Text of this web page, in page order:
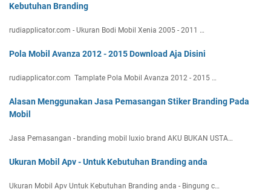
Kebutuhan Branding
rudiapplicator.com - Ukuran Bodi Mobil Xenia 2005 - 2011 …
Pola Mobil Avanza 2012 - 2015 Download Aja Disini
rudiapplicator.com Tamplate Pola Mobil Avanza 2012 - 2015 …
Alasan Menggunakan Jasa Pemasangan Stiker Branding Pada
Mobil
Jasa Pemasangan - branding mobil luxio brand AKU BUKAN USTA…
Ukuran Mobil Apv - Untuk Kebutuhan Branding anda
Ukuran Mobil Apv Untuk Kebutuhan Branding anda - Bingung c…